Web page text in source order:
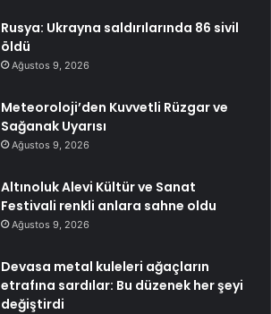
Rusya: Ukrayna saldırılarında 86 sivil
öldü
Ağustos 9, 2026
Meteoroloji’den Kuvvetli Rüzgar ve
Sağanak Uyarısı
Ağustos 9, 2026
Altınoluk Alevi Kültür ve Sanat
Festivali renkli anlara sahne oldu
Ağustos 9, 2026
Devasa metal kuleleri ağaçların
etrafına sardılar: Bu düzenek her şeyi
değiştirdi